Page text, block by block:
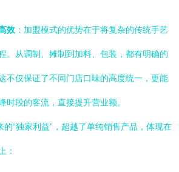
效 ：加盟模式的优势在于将复杂的传统手艺
。从调制、摊制到加料、包装，都有明确的
不仅保证了不同门店口味的高度统一，更能
时段的客流，直接提升营业额。
的“独家利益”，超越了单纯销售产品，体现在
：